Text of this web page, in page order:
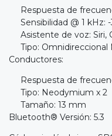
Respuesta de
Sensibilidad @ 1 kHz:
Asistente de voz: Siri,
Tipo: Omnidireccional
Conductores:
Respuesta de
Tipo: Neodymium x 2
Tamaño: 13 mm
Bluetooth® Versión: 5.3